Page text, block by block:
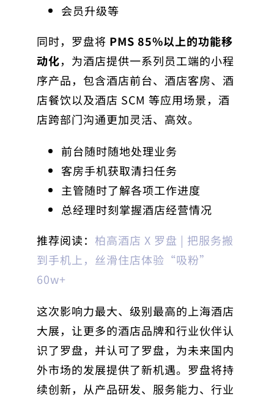
会员升级等
同时，罗盘将 PMS 85%以上的功能移
动化，为酒店提供一系列员工端的小程
序产品，包含酒店前台、酒店客房、酒
店餐饮以及酒店 SCM 等应用场景，酒
店跨部门沟通更加灵活、高效。
前台随时随地处理业务
客房手机获取清扫任务
主管随时了解各项工作进度
总经理时刻掌握酒店经营情况
推荐阅读： 柏高酒店 X 罗盘 | 把服务搬
到手机上，丝滑住店体验“吸粉”
60w+
这次影响力最大、级别最高的上海酒店
大展，让更多的酒店品牌和行业伙伴认
识了罗盘，并认可了罗盘，为未来国内
外市场的发展提供了新机遇。罗盘将持
续创新，从产品研发、服务能力、行业